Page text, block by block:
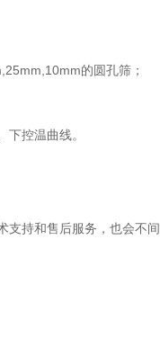
的圆孔筛；
控温曲线。
持和售后服务，也会不